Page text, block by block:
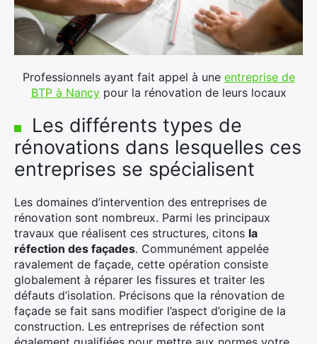
Professionnels ayant fait appel à une entreprise de
BTP à Nancypour la rénovation de leurs locaux
Les différents types de
rénovations dans lesquelles ces
entreprises se spécialisent
Les domaines d’intervention des entreprises de
rénovation sont nombreux. Parmi les principaux
travaux que réalisent ces structures, citons la
réfection des façades. Communément appelée
ravalement de façade, cette opération consiste
globalement à réparer les fissures et traiter les
défauts d’isolation. Précisons que la rénovation de
façade se fait sans modifier l’aspect d’origine de la
construction. Les entreprises de réfection sont
×
Rechercher